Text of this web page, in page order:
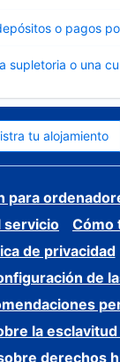
o pagos
supletoria o una
tu alojamiento
para
servicio
Cómo
de privacidad
de
la
derechos